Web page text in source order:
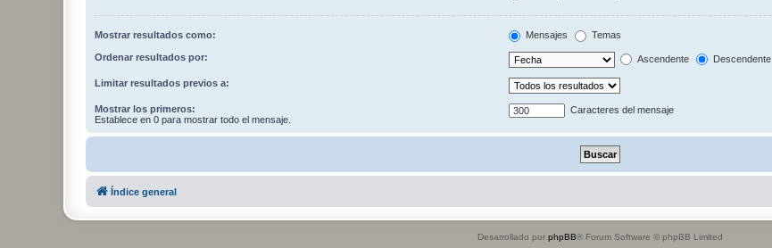
Mostrar resultados como: Mensajes Temas
Ordenar resultados por: Ascendente Descendente
Limitar resultados previos a:
Mostrar los primeros:
Establece en 0 para mostrar todo el mensaje.
Caracteres del mensaje
Índice general
Desarrollado por phpBB® Forum Software © phpBB Limited